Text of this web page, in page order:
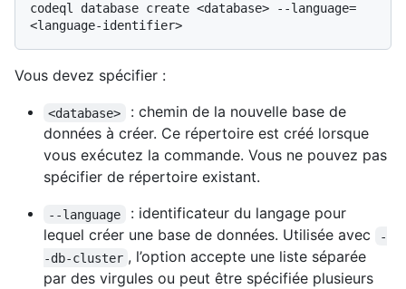
codeql database create <database> --language=
Vous devez spécifier :
<database>
: chemin de la nouvelle base de
données à créer. Ce répertoire est créé lorsque
vous exécutez la commande. Vous ne pouvez pas
spécifier de répertoire existant.
--language
: identificateur du langage pour
lequel créer une base de données. Utilisée avec
-
-db-cluster , l’option accepte une liste séparée
par des virgules ou peut être spécifiée plusieurs